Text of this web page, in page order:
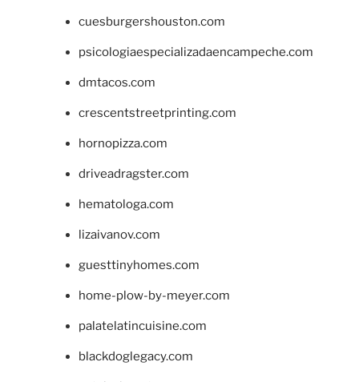
cuesburgershouston.com
psicologiaespecializadaencampeche.com
dmtacos.com
crescentstreetprinting.com
hornopizza.com
driveadragster.com
hematologa.com
lizaivanov.com
guesttinyhomes.com
home-plow-by-meyer.com
palatelatincuisine.com
blackdoglegacy.com